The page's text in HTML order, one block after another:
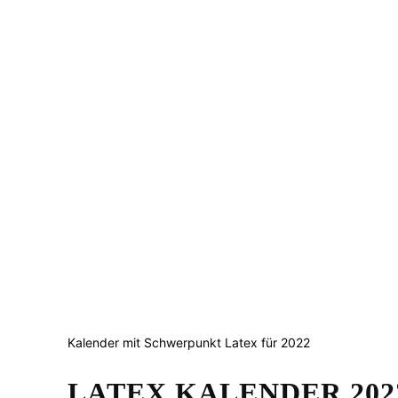
Kalender mit Schwerpunkt Latex für 2022